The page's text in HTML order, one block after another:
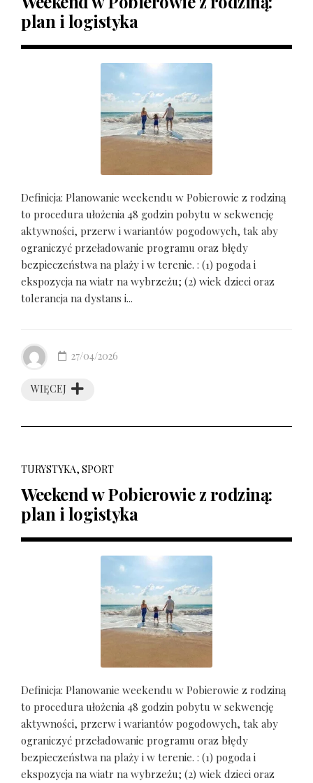
plan i logistyka
Definicja: Planowanie weekendu w Pobierowie z rodziną
to procedura ułożenia 48 godzin pobytu w sekwencję
aktywności, przerw i wariantów pogodowych, tak aby
ograniczyć przeładowanie programu oraz błędy
bezpieczeństwa na plaży i w terenie. : (1) pogoda i
ekspozycja na wiatr na wybrzeżu; (2) wiek dzieci oraz
tolerancja na dystans i...
WIĘCEJ
27/04/2026
TURYSTYKA, SPORT
Weekend w Pobierowie z rodziną:
plan i logistyka
Definicja: Planowanie weekendu w Pobierowie z rodziną
to procedura ułożenia 48 godzin pobytu w sekwencję
aktywności, przerw i wariantów pogodowych, tak aby
ograniczyć przeładowanie programu oraz błędy
bezpieczeństwa na plaży i w terenie. : (1) pogoda i
ekspozycja na wiatr na wybrzeżu; (2) wiek dzieci oraz